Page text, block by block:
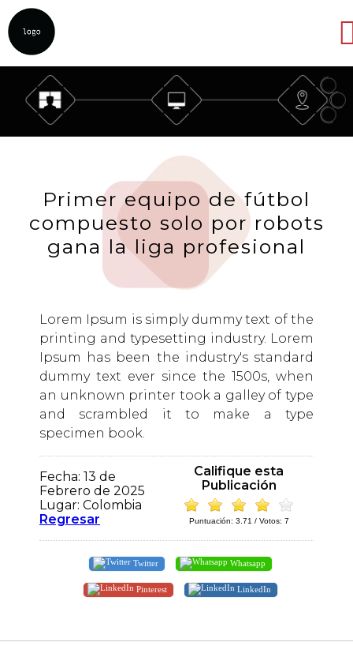
Primer equipo de fútbol
compuesto solo por robots
gana la liga profesional
Lorem Ipsum is simply dummy text of the
printing and typesetting industry. Lorem
Ipsum has been the industry's standard
dummy text ever since the 1500s, when
an unknown printer took a galley of type
and scrambled it to make a type
specimen book.
Fecha: 13 de
Febrero de 2025
Lugar: Colombia
Regresar
Califique esta
Publicación
Puntuación: 3.71 / Votos: 7
Twitter Whatsapp
Pinterest LinkedIn